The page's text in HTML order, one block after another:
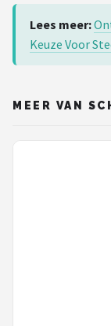
Lees meer:
Keuze Voor
MEER VAN